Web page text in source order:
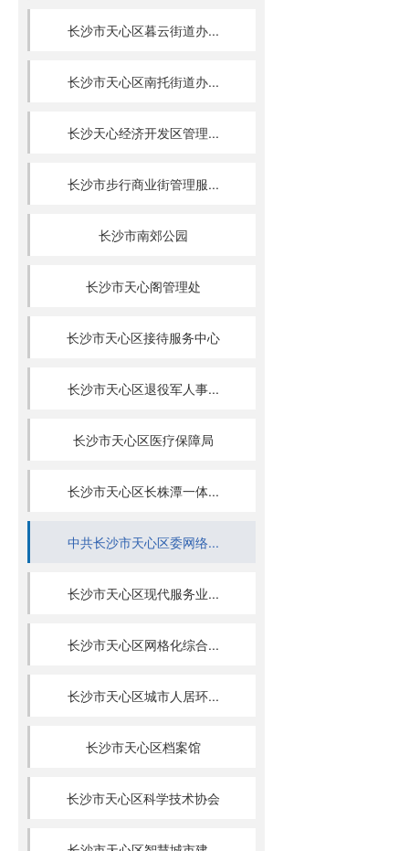
长沙市天心区暮云街道办...
长沙市天心区南托街道办...
长沙天心经济开发区管理...
长沙市步行商业街管理服...
长沙市南郊公园
长沙市天心阁管理处
长沙市天心区接待服务中心
长沙市天心区退役军人事...
长沙市天心区医疗保障局
长沙市天心区长株潭一体...
中共长沙市天心区委网络...
长沙市天心区现代服务业...
长沙市天心区网格化综合...
长沙市天心区城市人居环...
长沙市天心区档案馆
长沙市天心区科学技术协会